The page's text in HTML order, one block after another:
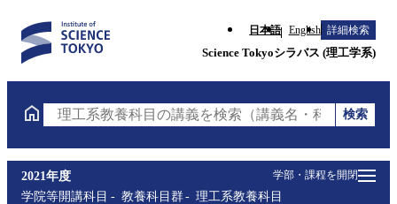
日本語 English 詳細検索
Science Tokyoシラバス (理工学系)
理工系教養科目の講義を検索（講義名・科目コード・
検索
学部・課程を開閉
2021年度
学院等開講科目
教養科目群 理工系教養科目